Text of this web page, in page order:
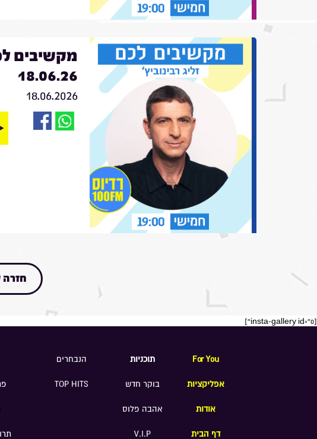
מקשיבים
18.06.26
18.06.2026
חזרה
[insta-gallery id="0"]
For You
אפליקציות
אודות
דף הבית
תוכניות
בוקר חדש
אהבה פלוס
V.I.P
הנבחרים
TOP HITS